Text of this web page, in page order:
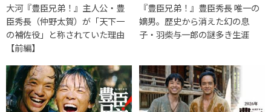
大河『豊臣兄弟！』主人公・豊
臣秀長（仲野太賀）が「天下一
の補佐役」と称されていた理由
【前編】
『豊臣兄弟！』豊臣秀長 唯一の
嫡男。歴史から消えた幻の息
子・羽柴与一郎の謎多き生涯